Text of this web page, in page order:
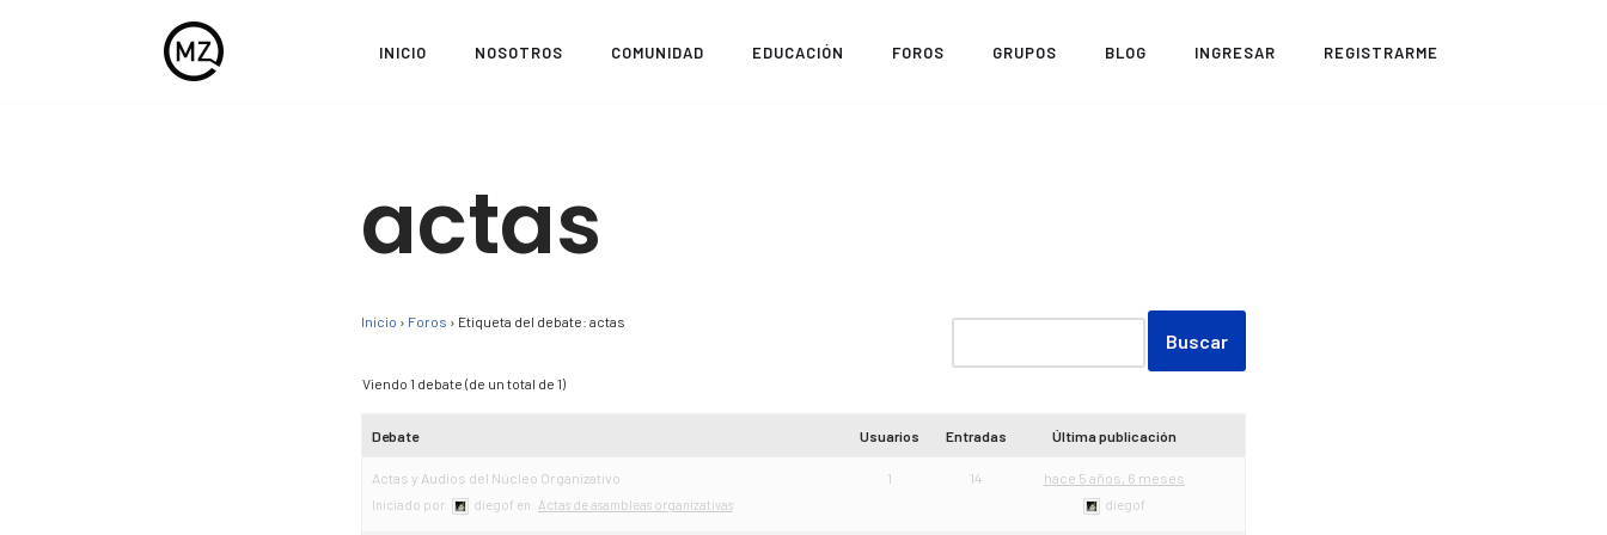
INICIO NOSOTROS COMUNIDAD EDUCACIÓN FOROS GRUPOS BLOG INGRESAR REGISTRARME
actas
Inicio › Foros › Etiqueta del debate: actas
Viendo 1 debate (de un total de 1)
Debate Usuarios Entradas Última publicación
Actas y Audios del Núcleo Organizativo
Iniciado por: diegof en: Actas de asambleas organizativas
1 14 hace 5 años, 6 meses
diegof